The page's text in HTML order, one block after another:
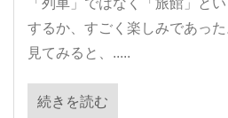
「列車」ではなく「旅館」と
するか、すごく楽しみであっ
見てみると、.....
続きを読む